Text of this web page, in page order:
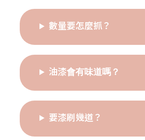
數量要怎麼抓？
油漆會有味道嗎？
要漆刷幾道？